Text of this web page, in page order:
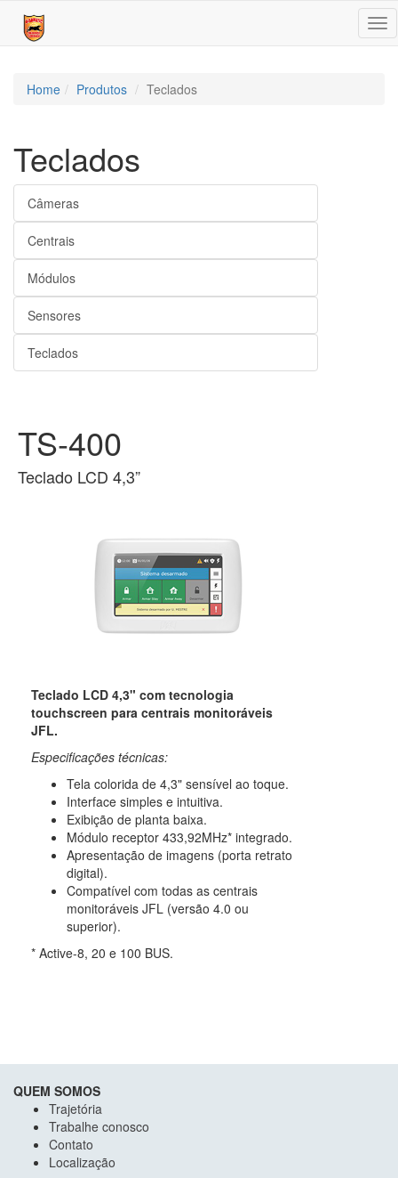
Home Produtos Teclados
Teclados
Câmeras
Centrais
Módulos
Sensores
Teclados
TS-400
Teclado LCD 4,3”
Teclado LCD 4,3" com tecnologia
touchscreen para centrais monitoráveis
JFL.
Especificações técnicas:
Tela colorida de 4,3" sensível ao toque.
Interface simples e intuitiva.
Exibição de planta baixa.
Módulo receptor 433,92MHz* integrado.
Apresentação de imagens (porta retrato
digital).
Compatível com todas as centrais
monitoráveis JFL (versão 4.0 ou
superior).
* Active-8, 20 e 100 BUS.
QUEM SOMOS
Trajetória
Trabalhe conosco
Contato
Localização